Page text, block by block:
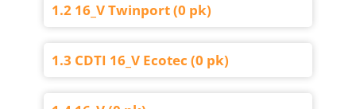
1.2 16_V Twinport (0 pk)
1.3 CDTI 16_V Ecotec (0 pk)